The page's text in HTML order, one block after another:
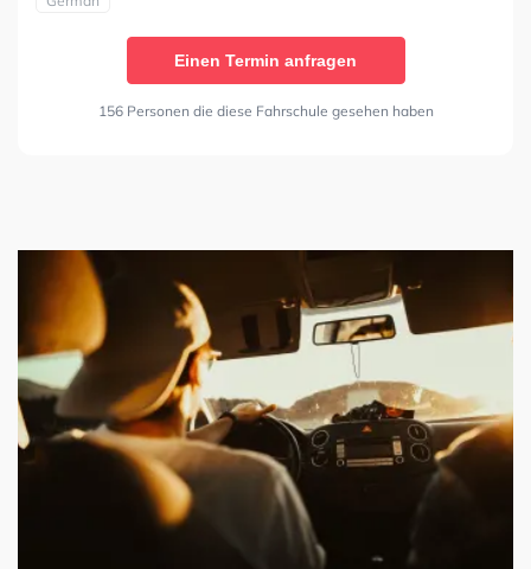
Einen Termin anfragen
156 Personen die diese Fahrschule gesehen haben